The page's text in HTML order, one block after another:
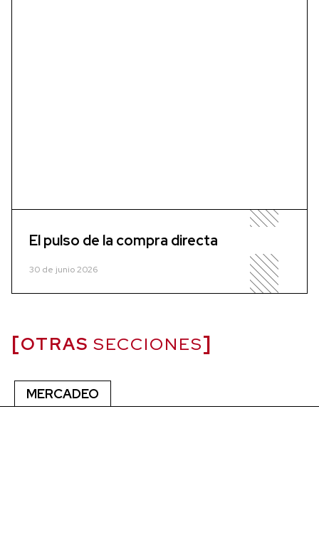
El pulso de la compra directa
30 de junio 2026
OTRAS SECCIONES
MERCADEO